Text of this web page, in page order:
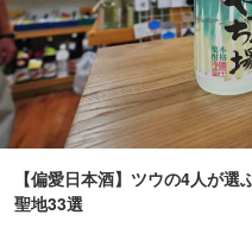
【偏愛日本酒】ツウの4人が選
聖地33選